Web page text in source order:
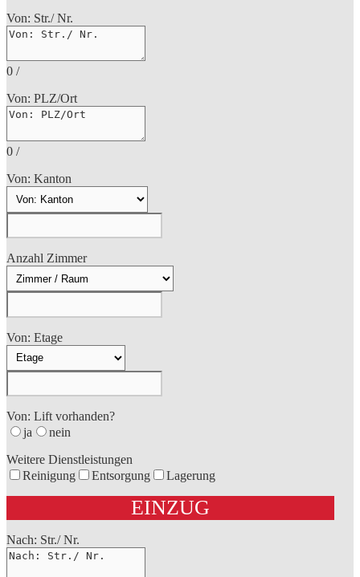
Von: Str./ Nr.
0 /
Von: PLZ/Ort
0 /
Von: Kanton
Anzahl Zimmer
Von: Etage
Von: Lift vorhanden?
ja
nein
Weitere Dienstleistungen
Reinigung
Entsorgung Lagerung
EINZUG
Nach: Str./ Nr.